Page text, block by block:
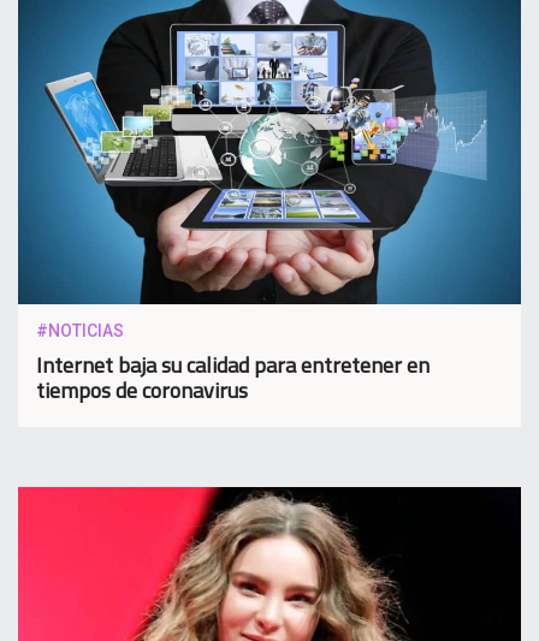
#NOTICIAS
Internet baja su calidad para entretener en
tiempos de coronavirus